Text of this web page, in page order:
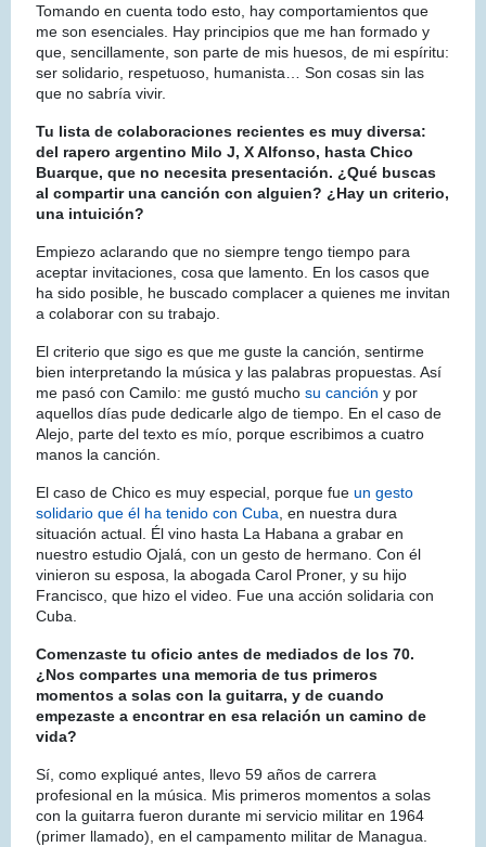
Tomando en cuenta todo esto, hay comportamientos que
me son esenciales. Hay principios que me han formado y
que, sencillamente, son parte de mis huesos, de mi espíritu:
ser solidario, respetuoso, humanista… Son cosas sin las
que no sabría vivir.
Tu lista de colaboraciones recientes es muy diversa:
del rapero argentino Milo J, X Alfonso, hasta Chico
Buarque, que no necesita presentación. ¿Qué buscas
al compartir una canción con alguien? ¿Hay un criterio,
una intuición?
Empiezo aclarando que no siempre tengo tiempo para
aceptar invitaciones, cosa que lamento. En los casos que
ha sido posible, he buscado complacer a quienes me invitan
a colaborar con su trabajo.
El criterio que sigo es que me guste la canción, sentirme
bien interpretando la música y las palabras propuestas. Así
me pasó con Camilo: me gustó mucho su canción y por
aquellos días pude dedicarle algo de tiempo. En el caso de
Alejo, parte del texto es mío, porque escribimos a cuatro
manos la canción.
El caso de Chico es muy especial, porque fue un gesto
solidario que él ha tenido con Cuba , en nuestra dura
situación actual. Él vino hasta La Habana a grabar en
nuestro estudio Ojalá, con un gesto de hermano. Con él
vinieron su esposa, la abogada Carol Proner, y su hijo
Francisco, que hizo el video. Fue una acción solidaria con
Cuba.
Comenzaste tu oficio antes de mediados de los 70.
¿Nos compartes una memoria de tus primeros
momentos a solas con la guitarra, y de cuando
empezaste a encontrar en esa relación un camino de
vida?
Sí, como expliqué antes, llevo 59 años de carrera
profesional en la música. Mis primeros momentos a solas
con la guitarra fueron durante mi servicio militar en 1964
(primer llamado), en el campamento militar de Managua.